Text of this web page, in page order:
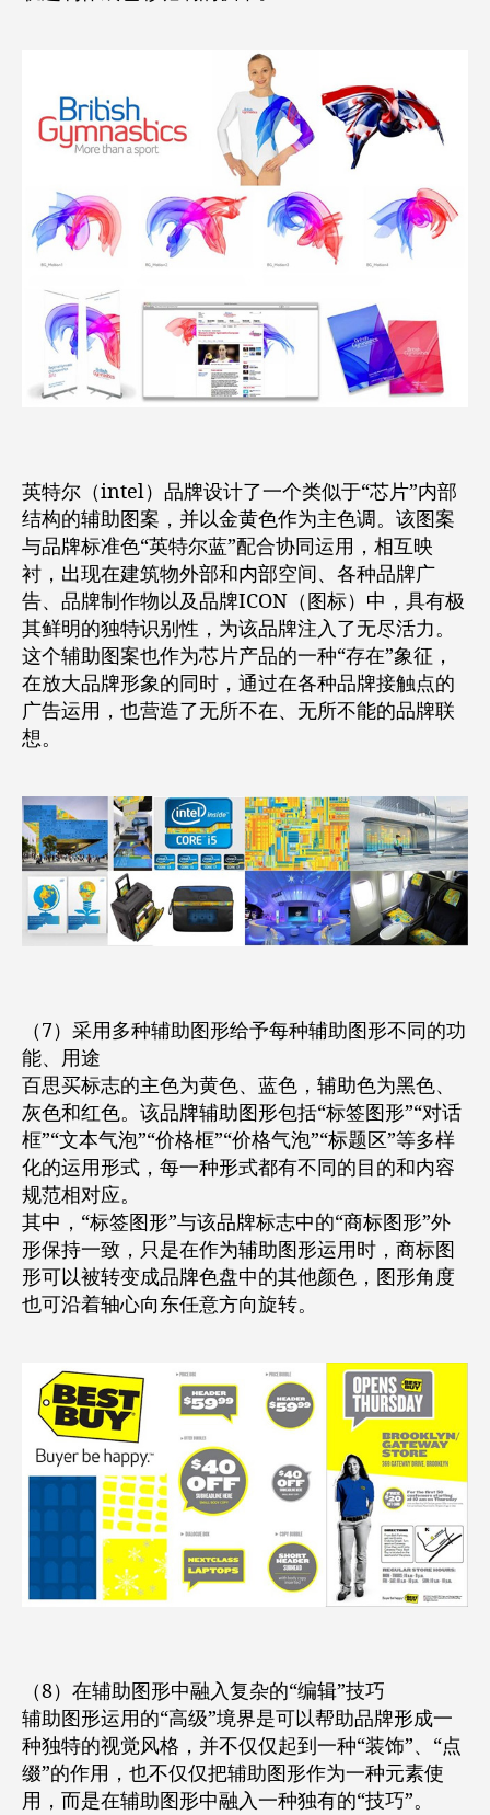
英特尔（intel）品牌设计了一个类似于“芯片”内部
结构的辅助图案，并以金黄色作为主色调。该图案
与品牌标准色“英特尔蓝”配合协同运用，相互映
衬，出现在建筑物外部和内部空间、各种品牌广
告、品牌制作物以及品牌ICON（图标）中，具有极
其鲜明的独特识别性，为该品牌注入了无尽活力。
这个辅助图案也作为芯片产品的一种“存在”象征，
在放大品牌形象的同时，通过在各种品牌接触点的
广告运用，也营造了无所不在、无所不能的品牌联
想。
（7）采用多种辅助图形给予每种辅助图形不同的功
能、用途
百思买标志的主色为黄色、蓝色，辅助色为黑色、
灰色和红色。该品牌辅助图形包括“标签图形”“对话
框”“文本气泡”“价格框”“价格气泡”“标题区”等多样
化的运用形式，每一种形式都有不同的目的和内容
规范相对应。
其中，“标签图形”与该品牌标志中的“商标图形”外
形保持一致，只是在作为辅助图形运用时，商标图
形可以被转变成品牌色盘中的其他颜色，图形角度
也可沿着轴心向东任意方向旋转。
（8）在辅助图形中融入复杂的“编辑”技巧
辅助图形运用的“高级”境界是可以帮助品牌形成一
种独特的视觉风格，并不仅仅起到一种“装饰”、“点
缀”的作用，也不仅仅把辅助图形作为一种元素使
用，而是在辅助图形中融入一种独有的“技巧”。